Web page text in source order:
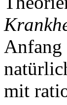
Anfang
mit